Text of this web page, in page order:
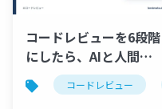
コードレビューを6段階
にしたら、AIと人間の
分業が見えた
コードレビュー